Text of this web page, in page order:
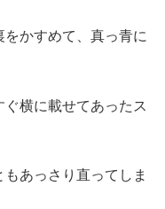
かすめて、真っ青に
横に載せてあったス
あっさり直ってしま